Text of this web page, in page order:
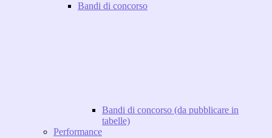
Bandi di concorso
Bandi di concorso (da pubblicare in
tabelle)
Performance